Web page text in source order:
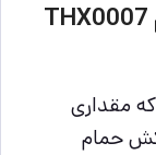
طریقه استفاده از دستکش حمام THX0007
مقداری
حمام